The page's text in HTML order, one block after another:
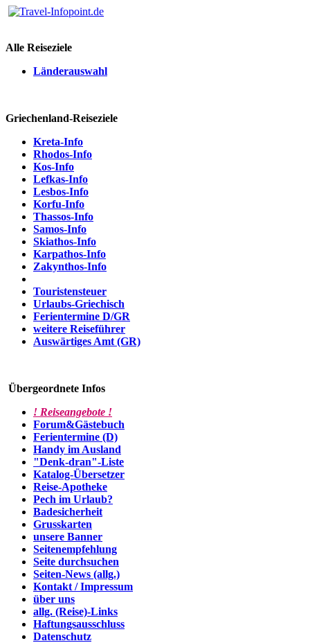
Alle Reiseziele
Länderauswahl
Griechenland-Reiseziele
Kreta-Info
Rhodos-Info
Kos-Info
Lefkas-Info
Lesbos-Info
Korfu-Info
Thassos-Info
Samos-Info
Skiathos-Info
Karpathos-Info
Zakynthos-Info
Touristensteuer
Urlaubs-Griechisch
Ferientermine D/GR
weitere Reiseführer
Auswärtiges Amt (GR)
Übergeordnete Infos
! Reiseangebote !
Forum&Gästebuch
Ferientermine (D)
Handy im Ausland
"Denk-dran"-Liste
Katalog-Übersetzer
Reise-Apotheke
Pech im Urlaub?
Badesicherheit
Grusskarten
unsere Banner
Seitenempfehlung
Seite durchsuchen
Seiten-News (allg.)
Kontakt / Impressum
über uns
allg. (Reise)-Links
Haftungsausschluss
Datenschutz